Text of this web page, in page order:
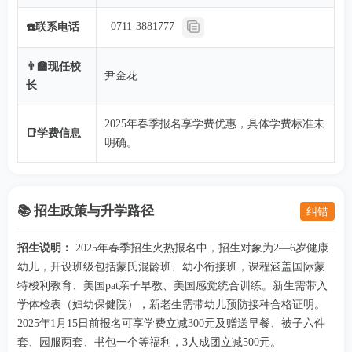
☎️联系电话 0711-3881777
👨‍🏫现任校
长
尹金花
📑学费信息
2025年春季报名享学费优惠，具体学费标准未
明确。
📚 招生政策与升学路径 纠错
招生说明： 2025年春季招生火热报名中，招生对象为2—6岁健康
幼儿，开设班级包括蒙氏混龄班、幼小衔接班，课程涵盖国际蒙
特梭利教育、美国pat亲子早教、美国感觉统合训练。新生需带入
学体检表（妇幼保健院），新老生需带幼儿预防接种合格证明。
2025年1月15日前报名可享学费立减300元及赠送早餐、被子六件
套、园服两套、书包一个等福利，3人成团立减500元。